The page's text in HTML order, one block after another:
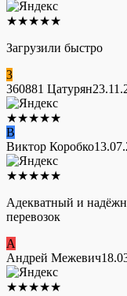
★★★★★
Загрузили быстро
3
360881 Цатурян
★★★★★
В
Виктор Коробко
★★★★★
Адекватный и
перевозок
А
Андрей Межевич
★★★★★